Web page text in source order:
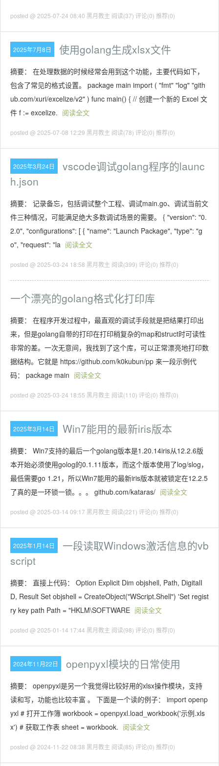
posted @ 2025-07-24 08:40 黑月教主 阅读(37) 评论(0) 推荐(0)
2025年7月8日 使用golang生成xlsx文件
摘要： 在处理数据的时候经常会用到这个功能，主要代码如下，
包含了常见的格式设置。 package main import ( "fmt" "log" "gith
ub.com/xuri/excelize/v2" ) func main() { // 创建一个新的 Excel 文
件 f := excelize. 阅读全文
posted @ 2025-07-08 12:29 黑月教主 阅读(78) 评论(0) 推荐(0)
2025年3月24日
vscode调试golang程序的launc
h.json
摘要： 记录备忘，包括调试整个工程、调试main.go、调试当前文
件三种情况，可能满足绝大多数调试场景的需要。 { "version": "0.
2.0", "configurations": [ { "name": "Launch Package", "type": "g
o", "request": "la 阅读全文
posted @ 2025-03-24 18:58 黑月教主 阅读(399) 评论(0) 推荐(0)
一个漂亮的golang格式化打印库
摘要： 在程序开发过程中，最直观的调试手段就是把结果打印出
来，但是golang自带的打印在打印稍复杂的map和struct时可读性
非常的差。一次无意间，我找到了这个库，可以正常漂亮地打印数
据结构。它就是 https://github.com/k0kubun/pp 来一段示例代
码： package main 阅读全文
posted @ 2025-03-24 18:55 黑月教主 阅读(110) 评论(0) 推荐(0)
2025年3月14日 Win7能用的最新iris版本
摘要： Win7支持的最后一个golang版本是1.20.14iris从12.2.6版
本开始必须使用golog的0.1.11版本，而这个版本使用了log/slog，
最低需要go 1.21，所以Win7能用的最新iris版本就被锁定在12.2.5
了真的是一环锁一锁。。。 github.com/kataras/ 阅读全文
posted @ 2025-03-14 09:17 黑月教主 阅读(221) 评论(0) 推荐(0)
2025年1月14日
一段读取Windows激活信息的vb
script
摘要： 直接上代码： Option Explicit Dim objshell, Path, DigitalI
D, Result Set objshell = CreateObject("WScript.Shell") 'Set regist
ry key path Path = "HKLM\SOFTWARE 阅读全文
posted @ 2025-01-14 17:44 黑月教主 阅读(98) 评论(0) 推荐(0)
2024年11月22日 openpyxl模块的日常使用
摘要： openpyxl是另一个我觉得比较好用的xlsx操作模块，支持
读和写，功能也比较丰富 。 下面是一个读的例子： import openp
yxl # 打开工作簿 workbook = openpyxl.load_workbook('示例.xls
x') # 获取工作表 sheet = workbook. 阅读全文
posted @ 2024-11-22 08:38 黑月教主 阅读(85) 评论(0) 推荐(0)